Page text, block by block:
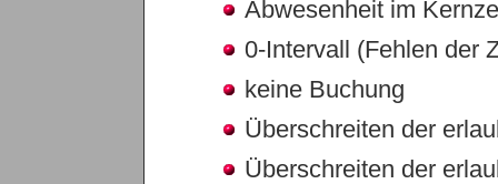
Abwesenheit im
0-Intervall (Fehlen der
keine Buchung
Überschreiten der
Überschreiten der